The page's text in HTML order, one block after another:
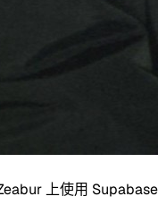
上使用 Supabase